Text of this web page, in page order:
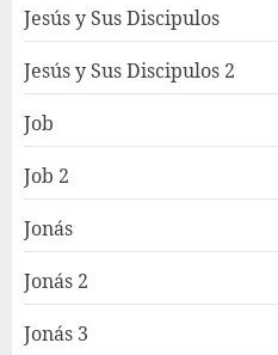
Jesús y Sus Discipulos
Jesús y Sus Discipulos 2
Job
Job 2
Jonás
Jonás 2
Jonás 3